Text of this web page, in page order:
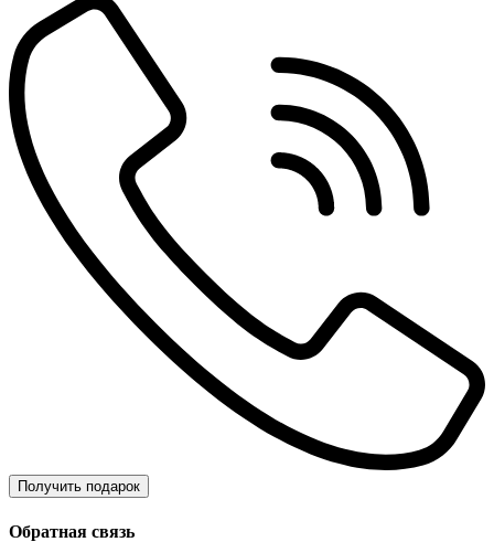
Получить подарок
Обратная связь